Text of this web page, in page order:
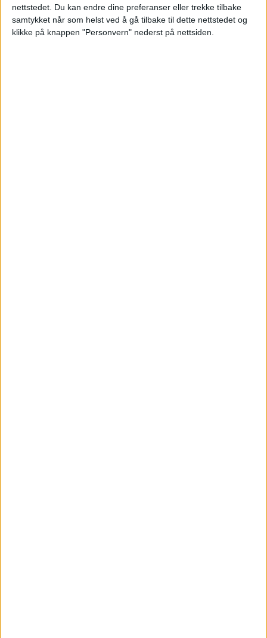
nettstedet. Du kan endre dine preferanser eller trekke tilbake
samtykket når som helst ved å gå tilbake til dette nettstedet og
klikke på knappen "Personvern" nederst på nettsiden.
ikke spekulere i om et nytt borgerlig
byråd kan komme til å reversere